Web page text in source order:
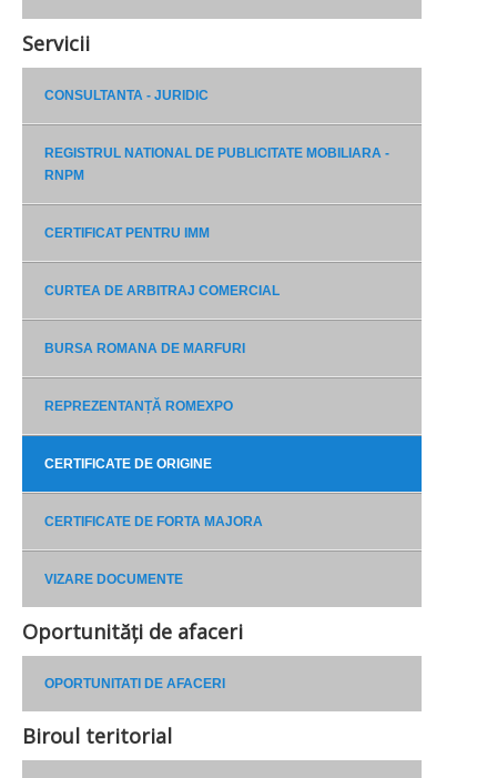
Servicii
CONSULTANTA - JURIDIC
REGISTRUL NATIONAL DE PUBLICITATE MOBILIARA -
RNPM
CERTIFICAT PENTRU IMM
CURTEA DE ARBITRAJ COMERCIAL
BURSA ROMANA DE MARFURI
REPREZENTANȚĂ ROMEXPO
CERTIFICATE DE ORIGINE
CERTIFICATE DE FORTA MAJORA
VIZARE DOCUMENTE
Oportunități de afaceri
OPORTUNITATI DE AFACERI
Biroul teritorial